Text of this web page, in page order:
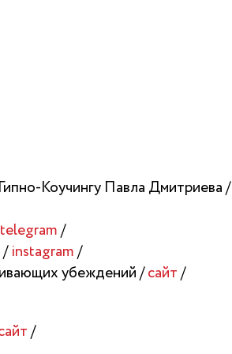
Коучингу Павла Дмитриева /
telegram/
/instagram/
убеждений /сайт/
/